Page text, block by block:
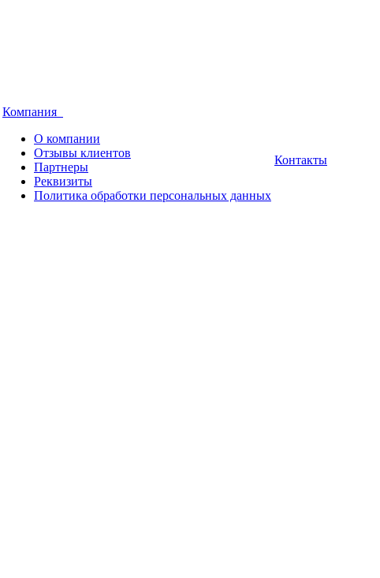
Компания
О компании
Отзывы клиентов
Партнеры
Реквизиты
Политика обработки персональных данных
Контакты